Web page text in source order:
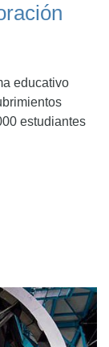
educativo
estudiantes